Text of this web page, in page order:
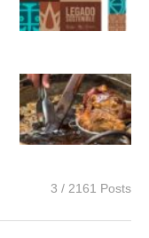
3 / 2161 Posts